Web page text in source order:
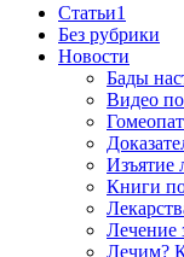
Cтатьи1
Без рубрики
Новости
Бады
Видео
Изъятие
Книги
Лечение
Лечим?